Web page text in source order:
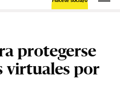
protegerse
virtuales por